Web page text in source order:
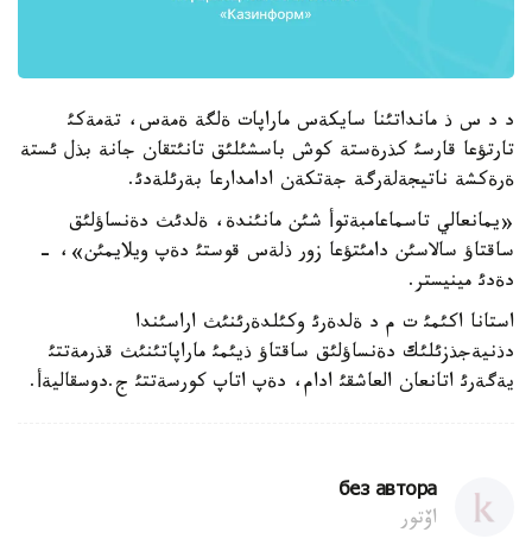
د د س ذ مانداتئنا سايكةس ماراپات ةلگة ةمةس، تةمةكئ
تارتؤعا قارسئ كذرةستة كوش باسشئلئق تانئتقان جانة بذل ئستة
ةرةكشة ناتيجةلةرگة جةتكةن ادامدارعا بةرئلةدئ.
«يمانعالي تاسماعامبةتوأ شئن مانئندة، ةلدئث دةنساؤلئق
ساقتاؤ سالاسئن دامئتؤعا زور ذلةس قوستئ دةپ ويلايمئن»، -
دةدئ مينيستر.
استانا اكئمئ ت م د ةلدةرئ وكئلدةرئنئث اراسئندا
دذنيةجذزئلئك دةنساؤلئق ساقتاؤ ذيئمئ ماراپاتئنئث قذرمةتتئ
يةگةرئ اتانعان العاشقئ ادام، دةپ اتاپ كورسةتتئ ج.دوسقاليةأ.
без автора
اۆتور